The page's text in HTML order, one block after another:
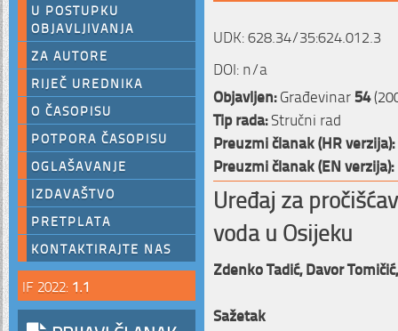
U POSTUPKU
OBJAVLJIVANJA
ZA AUTORE
RIJEČ UREDNIKA
O ČASOPISU
POTPORA ČASOPISU
OGLAŠAVANJE
IZDAVAŠTVO
PRETPLATA
KONTAKTIRAJTE NAS
IF 2022: 1.1
UDK: 628.34/35:624.012.3
DOI: n/a
Objavljen:Građevinar54
Tip rada:Stručni rad
Preuzmi članak (HR verzija):
Preuzmi članak (EN verzija):
Uređaj za
voda u Osijeku
Zdenko Tadić,Davor
Sažetak